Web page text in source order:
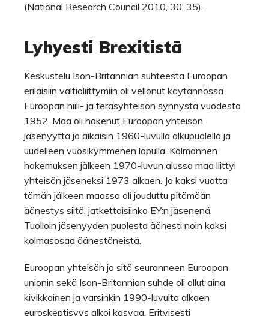
(National Research Council 2010, 30, 35).
Lyhyesti Brexitistä
Keskustelu Ison-Britannian suhteesta Euroopan
erilaisiin valtioliittymiin oli vellonut käytännössä
Euroopan hiili- ja teräsyhteisön synnystä vuodesta
1952. Maa oli hakenut Euroopan yhteisön
jäsenyyttä jo aikaisin 1960-luvulla alkupuolella ja
uudelleen vuosikymmenen lopulla. Kolmannen
hakemuksen jälkeen 1970-luvun alussa maa liittyi
yhteisön jäseneksi 1973 alkaen. Jo kaksi vuotta
tämän jälkeen maassa oli jouduttu pitämään
äänestys siitä, jatkettaisiinko EY:n jäsenenä.
Tuolloin jäsenyyden puolesta äänesti noin kaksi
kolmasosaa äänestäneistä.
Euroopan yhteisön ja sitä seuranneen Euroopan
unionin sekä Ison-Britannian suhde oli ollut aina
kivikkoinen ja varsinkin 1990-luvulta alkaen
euroskeptisyys alkoi kasvaa. Erityisesti